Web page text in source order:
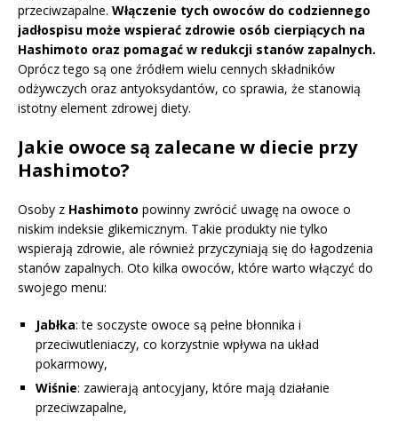
przeciwzapalne. Włączenie tych owoców do codziennego
jadłospisu może wspierać zdrowie osób cierpiących na
Hashimoto oraz pomagać w redukcji stanów zapalnych.
Oprócz tego są one źródłem wielu cennych składników
odżywczych oraz antyoksydantów, co sprawia, że stanowią
istotny element zdrowej diety.
Jakie owoce są zalecane w diecie przy
Hashimoto?
Osoby z Hashimoto powinny zwrócić uwagę na owoce o
niskim indeksie glikemicznym. Takie produkty nie tylko
wspierają zdrowie, ale również przyczyniają się do łagodzenia
stanów zapalnych. Oto kilka owoców, które warto włączyć do
swojego menu:
Jabłka: te soczyste owoce są pełne błonnika i
przeciwutleniaczy, co korzystnie wpływa na układ
pokarmowy,
Wiśnie: zawierają antocyjany, które mają działanie
przeciwzapalne,